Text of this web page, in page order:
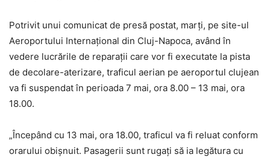
Potrivit unui comunicat de presă postat, marţi, pe site-ul
Aeroportului Internaţional din Cluj-Napoca, având în
vedere lucrările de reparaţii care vor fi executate la pista
de decolare-aterizare, traficul aerian pe aeroportul clujean
va fi suspendat în perioada 7 mai, ora 8.00 – 13 mai, ora
18.00.
„Începând cu 13 mai, ora 18.00, traficul va fi reluat conform
orarului obişnuit. Pasagerii sunt rugaţi să ia legătura cu